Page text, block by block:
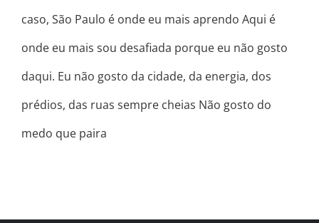
caso, São Paulo é onde eu mais aprendo Aqui é
onde eu mais sou desafiada porque eu não gosto
daqui. Eu não gosto da cidade, da energia, dos
prédios, das ruas sempre cheias Não gosto do
medo que paira